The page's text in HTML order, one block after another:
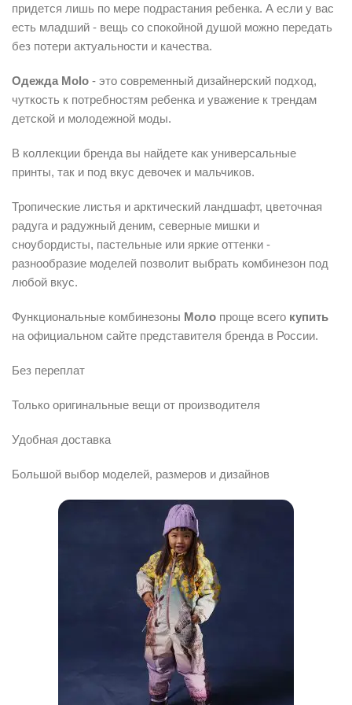
придется лишь по мере подрастания ребенка. А если у вас
есть младший - вещь со спокойной душой можно передать
без потери актуальности и качества.
Одежда Molo - это современный дизайнерский подход,
чуткость к потребностям ребенка и уважение к трендам
детской и молодежной моды.
В коллекции бренда вы найдете как универсальные
принты, так и под вкус девочек и мальчиков.
Тропические листья и арктический ландшафт, цветочная
радуга и радужный деним, северные мишки и
сноубордисты, пастельные или яркие оттенки -
разнообразие моделей позволит выбрать комбинезон под
любой вкус.
Функциональные комбинезоны Моло проще всего купить
на официальном сайте представителя бренда в России.
Без переплат
Только оригинальные вещи от производителя
Удобная доставка
Большой выбор моделей, размеров и дизайнов